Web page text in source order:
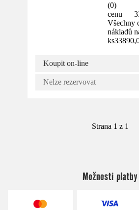
(0)
cenu —
Všechny
nákladů
ks
Koupit on-line
Nelze rezervovat
Strana 1 z 1
Možnosti platby